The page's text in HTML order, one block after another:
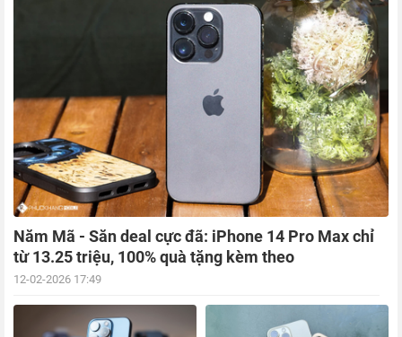
Năm Mã - Săn deal cực đã: iPhone 14 Pro Max chỉ
từ 13.25 triệu, 100% quà tặng kèm theo
12-02-2026 17:49